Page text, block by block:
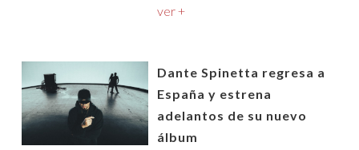
ver +
Dante Spinetta regresa a
España y estrena
adelantos de su nuevo
álbum